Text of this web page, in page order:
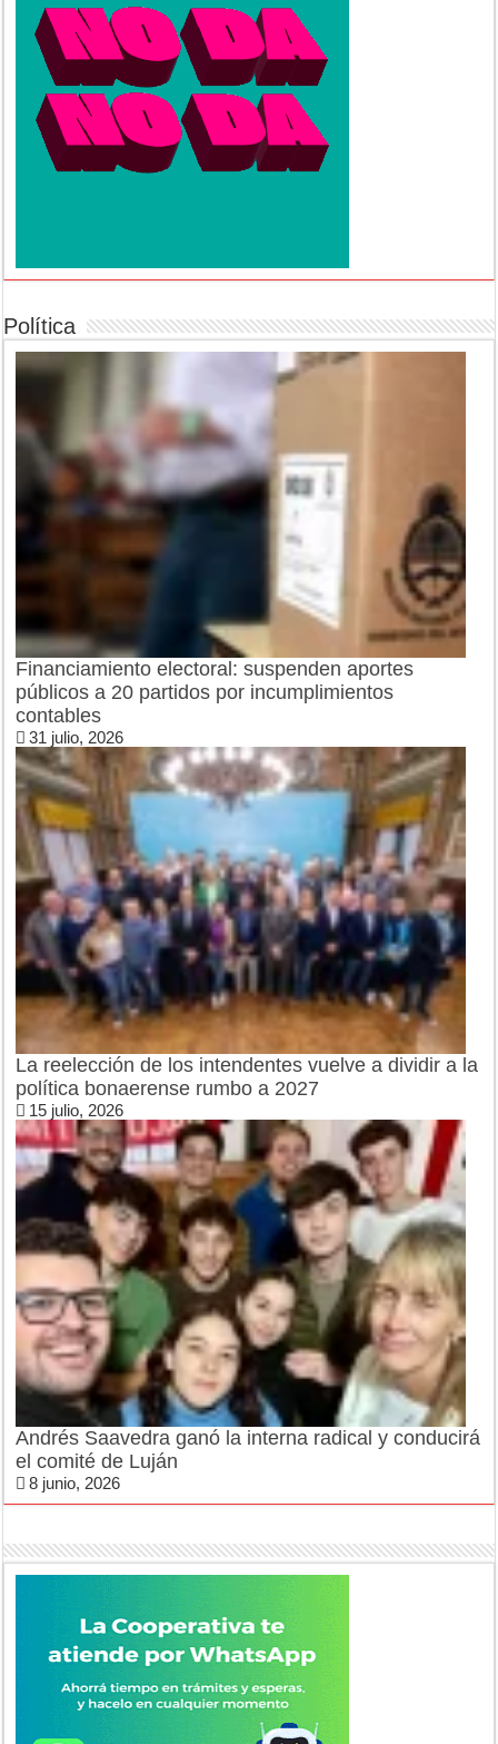
Política
Financiamiento electoral: suspenden aportes
públicos a 20 partidos por incumplimientos
contables
31 julio, 2026
La reelección de los intendentes vuelve a dividir a la
política bonaerense rumbo a 2027
15 julio, 2026
Andrés Saavedra ganó la interna radical y conducirá
el comité de Luján
8 junio, 2026